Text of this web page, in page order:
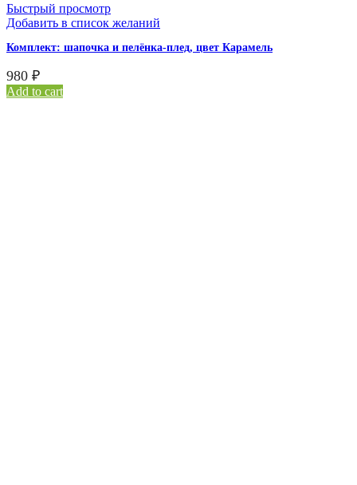
Быстрый просмотр
Добавить в список желаний
Комплект: шапочка и пелёнка-плед, цвет Карамель
980 ₽
Add to cart